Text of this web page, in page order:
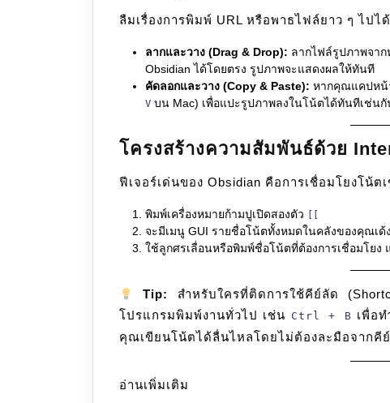
ลืมเรื่องการพิมพ์ URL หรือพาธไฟล์ยาว ๆ ไปไ
ลากและวาง (Drag & Drop): ลากไฟล์รูปภาพจา
Obsidian ได้โดยตรง รูปภาพจะแสดงผลให้ทันที
คัดลอกและวาง (Copy & Paste): หากคุณแคปหน้
V บน Mac) เพื่อแปะรูปภาพลงในโน้ตได้ทันทีเช่นกั
โครงสร้างความสัมพันธ์ด้วย
ฟีเจอร์เด่นของ Obsidian คือการเชื่อมโยงโน้
พิมพ์เครื่องหมายก้ามปูเปิดสองตัว
จะมีเมนู GUI รายชื่อโน้ตทั้งหมดในคลังของคุณเด้
ใช้ลูกศรเลื่อนหรือพิมพ์ชื่อโน้ตที่ต้องการเชื่อมโยง
Tip:
สำหรับใครที่ติดการใช้คีย์ลัด
โปรแกรมพิมพ์งานทั่วไป เช่น Ctrl + B เพื่อ
คุณเขียนโน้ตได้ลื่นไหลโดยไม่ต้องละมือจากคี
อ่านเพิ่มเติม